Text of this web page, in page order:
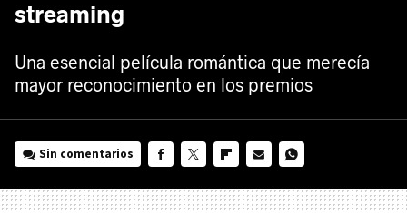
streaming
Una esencial película romántica que merecía
mayor reconocimiento en los premios
Sin comentarios
MAIL